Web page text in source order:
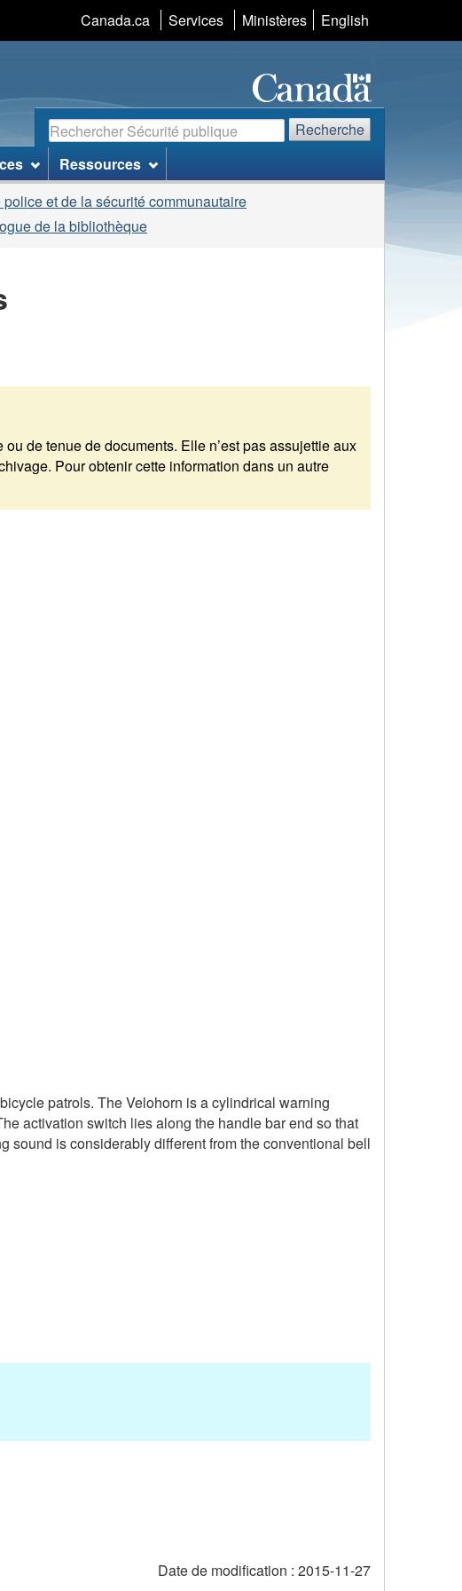
Canada.ca Services Ministères Sélection
de
la
langue
English
Recherche Recherche
Ressources
et de la sécurité communautaire
de la bibliothèque
de tenue de documents. Elle n’est pas assujettie aux
Pour obtenir cette information dans un autre
patrols. The Velohorn is a cylindrical warning
activation switch lies along the handle bar end so that
sound is considerably different from the conventional bell
Date de modification : 2015-11-27